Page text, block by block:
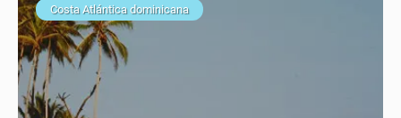
Costa Atlántica dominicana